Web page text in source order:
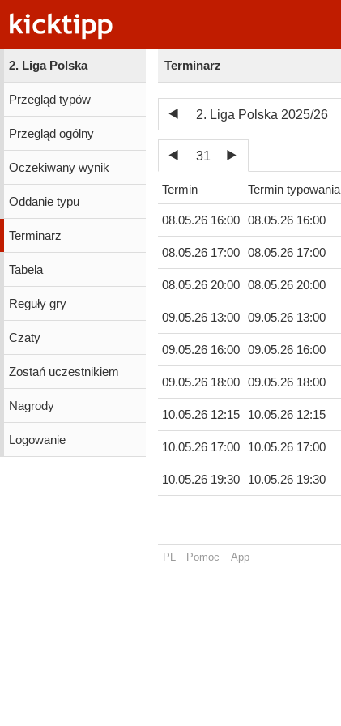
2. Liga Polska
Przegląd typów
Przegląd ogólny
Oczekiwany wynik
Oddanie typu
Terminarz
Tabela
Reguły gry
Czaty
Zostań uczestnikiem
Nagrody
Logowanie
Terminarz
2. Liga Polska 2025/26
31
Termin Termin typowania
08.05.26 16:00 08.05.26 16:00
08.05.26 17:00 08.05.26 17:00
08.05.26 20:00 08.05.26 20:00
09.05.26 13:00 09.05.26 13:00
09.05.26 16:00 09.05.26 16:00
09.05.26 18:00 09.05.26 18:00
10.05.26 12:15 10.05.26 12:15
10.05.26 17:00 10.05.26 17:00
10.05.26 19:30 10.05.26 19:30
PL Pomoc App